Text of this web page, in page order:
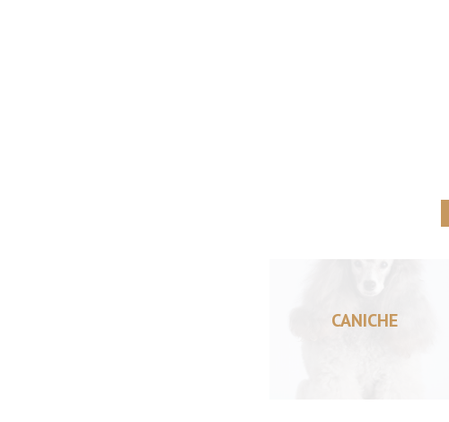
CANICHE